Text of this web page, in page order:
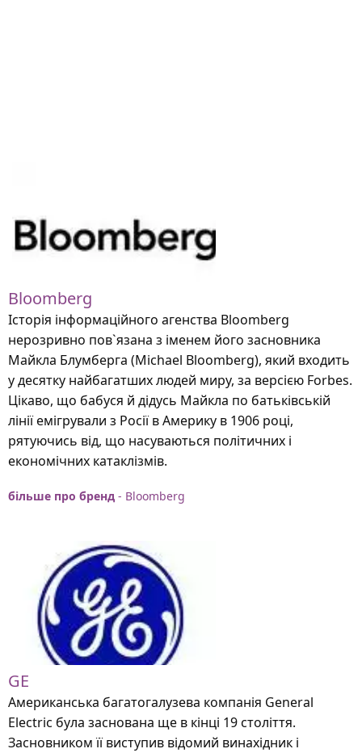
Bloomberg
Історія інформаційного агенства Bloomberg
нерозривно пов`язана з іменем його засновника
Майкла Блумберга (Michael Bloomberg), який входить
у десятку найбагатших людей миру, за версією Forbes.
Цікаво, що бабуся й дідусь Майкла по батьківській
лінії емігрували з Росії в Америку в 1906 році,
рятуючись від, що насуваються політичних і
економічних катаклізмів.
більше про бренд - Bloomberg
GE
Американська багатогалузева компанія General
Electric була заснована ще в кінці 19 століття.
Засновником її виступив відомий винахідник і